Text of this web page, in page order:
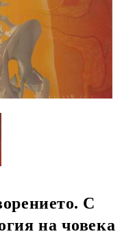
С
на човека